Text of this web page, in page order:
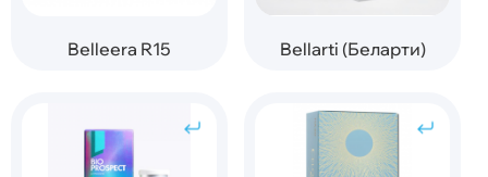
Belleera R15 Bellarti (Беларти)